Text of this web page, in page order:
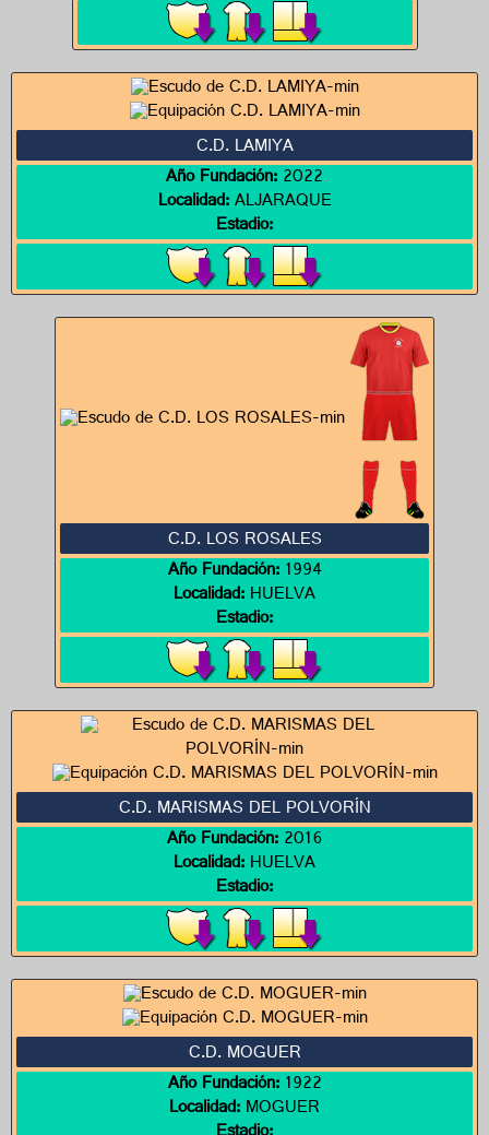
C.D. LAMIYA
Año Fundación:2022
Localidad:ALJARAQUE
Estadio:
C.D. LOS ROSALES
Año Fundación:1994
Localidad:HUELVA
Estadio:
C.D. MARISMAS DEL POLVORÍN
Año Fundación:2016
Localidad:HUELVA
Estadio:
C.D. MOGUER
Año Fundación:1922
Localidad:MOGUER